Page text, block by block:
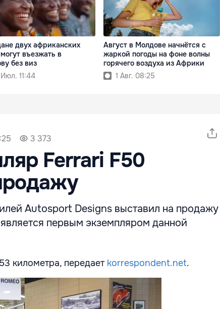
двух африканских
въезжать в
без виз
11:44
Август в Молдове начнётся с
жаркой погоды на фоне волны
горячего воздуха из Африки
1 Авг. 08:25
3 373
Ferrari F50
Autosport Designs выставил на продажу
первым экземпляром данной
километра, передает korrespondent.net.